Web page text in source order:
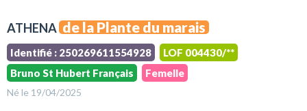
ATHENA de la Plante du marais
Identifié : 250269611554928
LOF 004430/**
Bruno St Hubert Français
Femelle
Né le 19/04/2025